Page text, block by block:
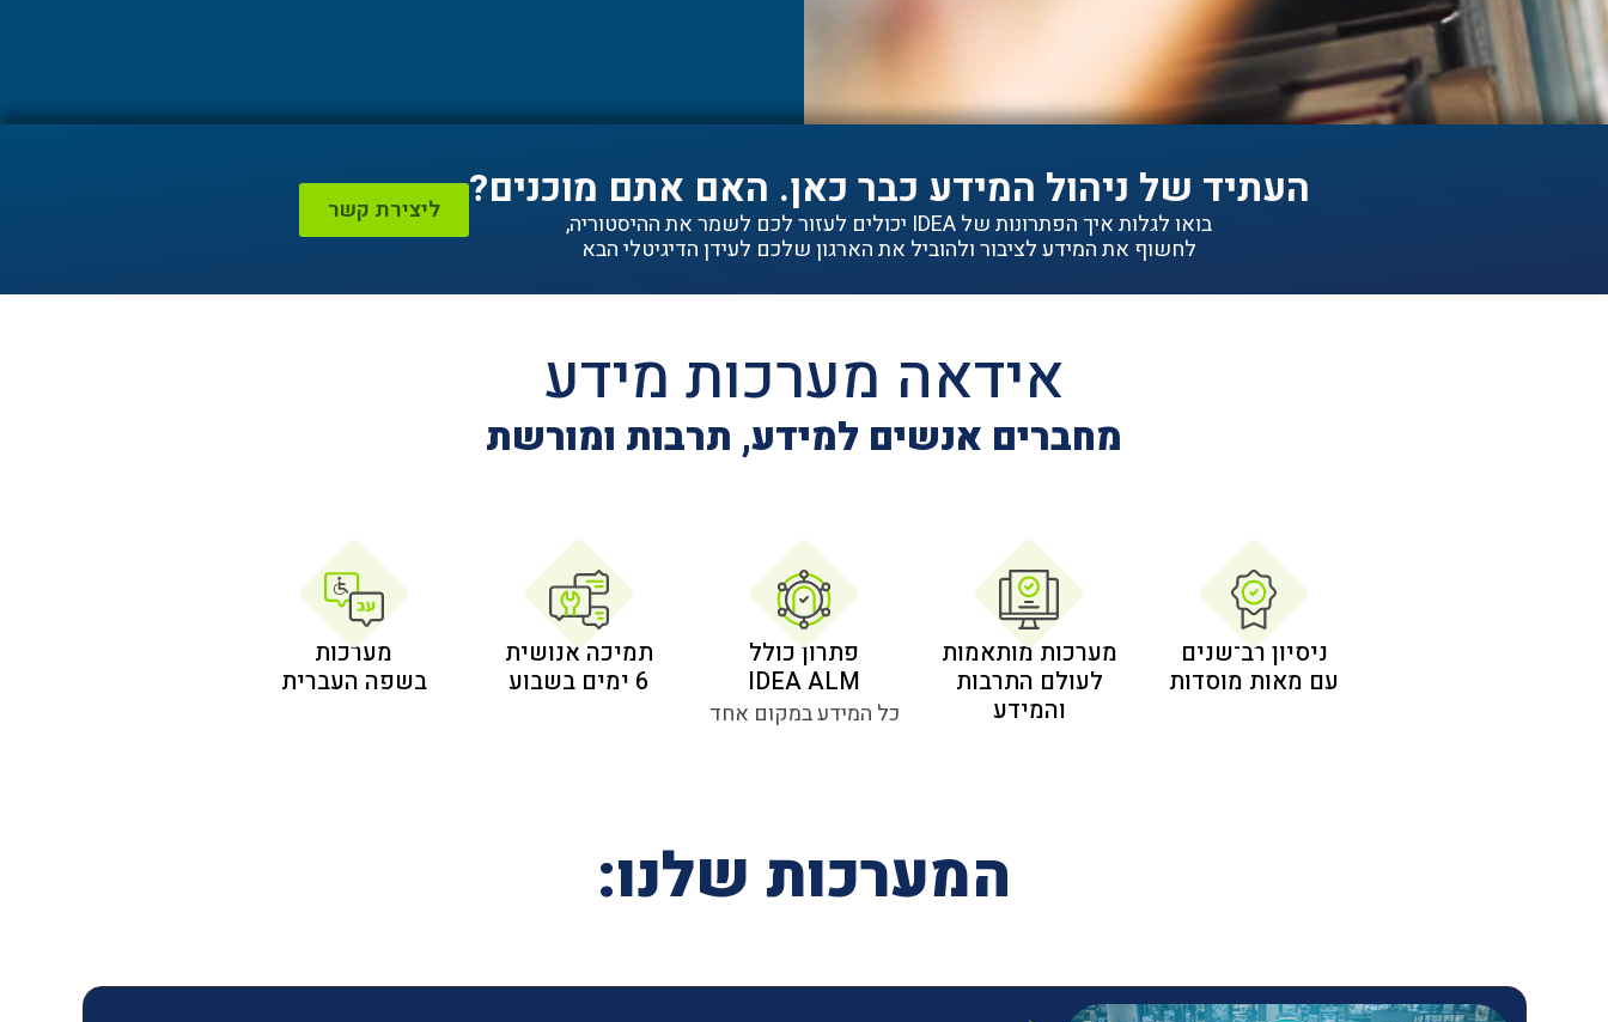
העתיד של ניהול המידע כבר כאן. האם אתם מוכנים?
בואו לגלות איך הפתרונות של IDEA יכולים לעזור לכם לשמר את ההיסטוריה,
לחשוף את המידע לציבור ולהוביל את הארגון שלכם לעידן הדיגיטלי הבא
ליצירת קשר
אידאה מערכות מידע
מחברים אנשים למידע, תרבות ומורשת
ניסיון רב־שנים
עם מאות מוסדות
מערכות מותאמות
לעולם התרבות
והמידע
פתרון כולל
IDEA ALM
כל המידע במקום אחד
תמיכה אנושית
6 ימים בשבוע
מערכות
בשפה העברית
המערכות שלנו: